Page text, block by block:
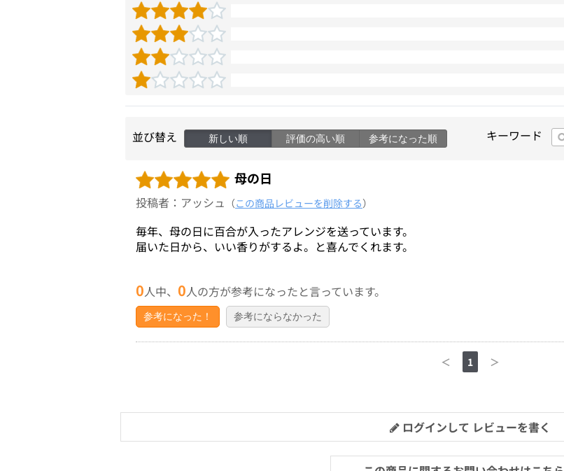
並び替え 新しい順 評価の高い順 参考になった順 キーワード
母の日
投稿者：アッシュ （この商品レビューを削除する）
毎年、母の日に百合が入ったアレンジを送っています。
届いた日から、いい香りがするよ。と喜んでくれます。
0人中、 0人の方が参考になったと言っています。
参考になった！ 参考にならなかった
＜ 1 ＞
ログインして レビューを書く